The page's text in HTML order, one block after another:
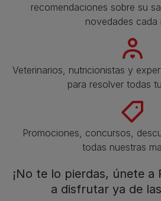
recomendaciones sobre su
novedades cada
Veterinarios, nutricionistas y
para resolver todas
Promociones, concursos,
todas nuestras
¡No te lo pierdas, únete a
a disfrutar ya de